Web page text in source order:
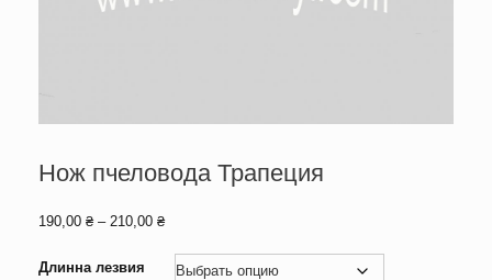
Нож пчеловода Трапеция
190,00 ₴ – 210,00 ₴Диапазон
190,00 ₴
Длинна лезвия